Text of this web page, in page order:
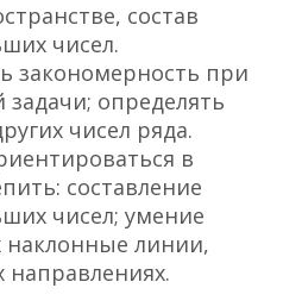
состав
чисел.
закономерность при
определять
чисел ряда.
в
составление
чисел; умение
наклонные линии,
направлениях.